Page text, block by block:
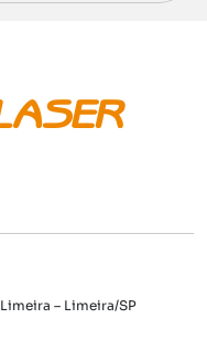
– Limeira/SP